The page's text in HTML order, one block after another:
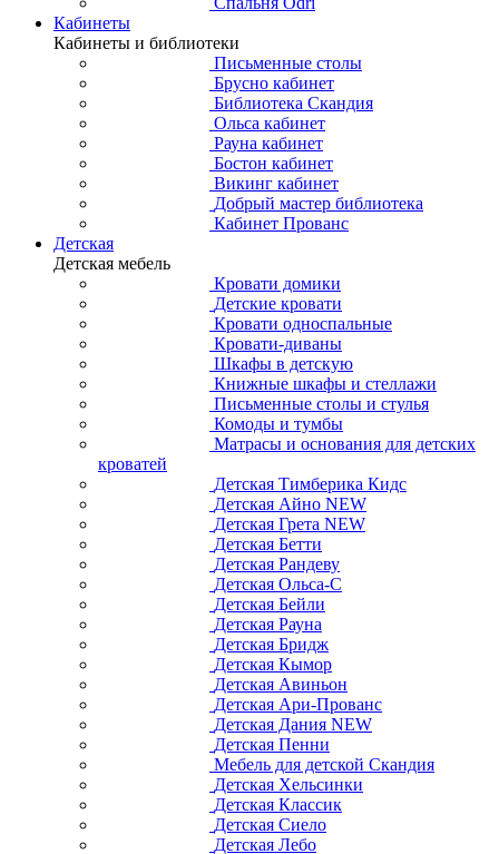
Кабинеты
Кабинеты и библиотеки
Письменные столы
Брусно кабинет
Библиотека Скандия
Ольса кабинет
Рауна кабинет
Бостон кабинет
Викинг кабинет
Добрый мастер библиотека
Кабинет Прованс
Детская
Детская мебель
Кровати домики
Детские кровати
Кровати односпальные
Кровати-диваны
Шкафы в детскую
Книжные шкафы и стеллажи
Письменные столы и стулья
Комоды и тумбы
Матрасы и основания для детских
кроватей
Детская Тимберика Кидс
Детская Айно NEW
Детская Грета NEW
Детская Бетти
Детская Рандеву
Детская Ольса-С
Детская Бейли
Детская Рауна
Детская Бридж
Детская Кымор
Детская Авиньон
Детская Ари-Прованс
Детская Дания NEW
Детская Пенни
Мебель для детской Скандия
Детская Хельсинки
Детская Классик
Детская Сиело
Детская Лебо